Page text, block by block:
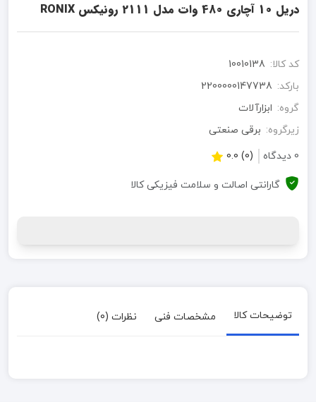
دریل 10 آچاری 480 وات مدل 2111 رونیکس RONIX
کد کالا: 10010138
بارکد: 2200000147738
گروه: ابزارآلات
زیرگروه: برقی صنعتی
0 دیدگاه
(0) 0.0
گارانتی اصالت و سلامت فیزیکی کالا
توضیحات کالا مشخصات فنی نظرات (0)